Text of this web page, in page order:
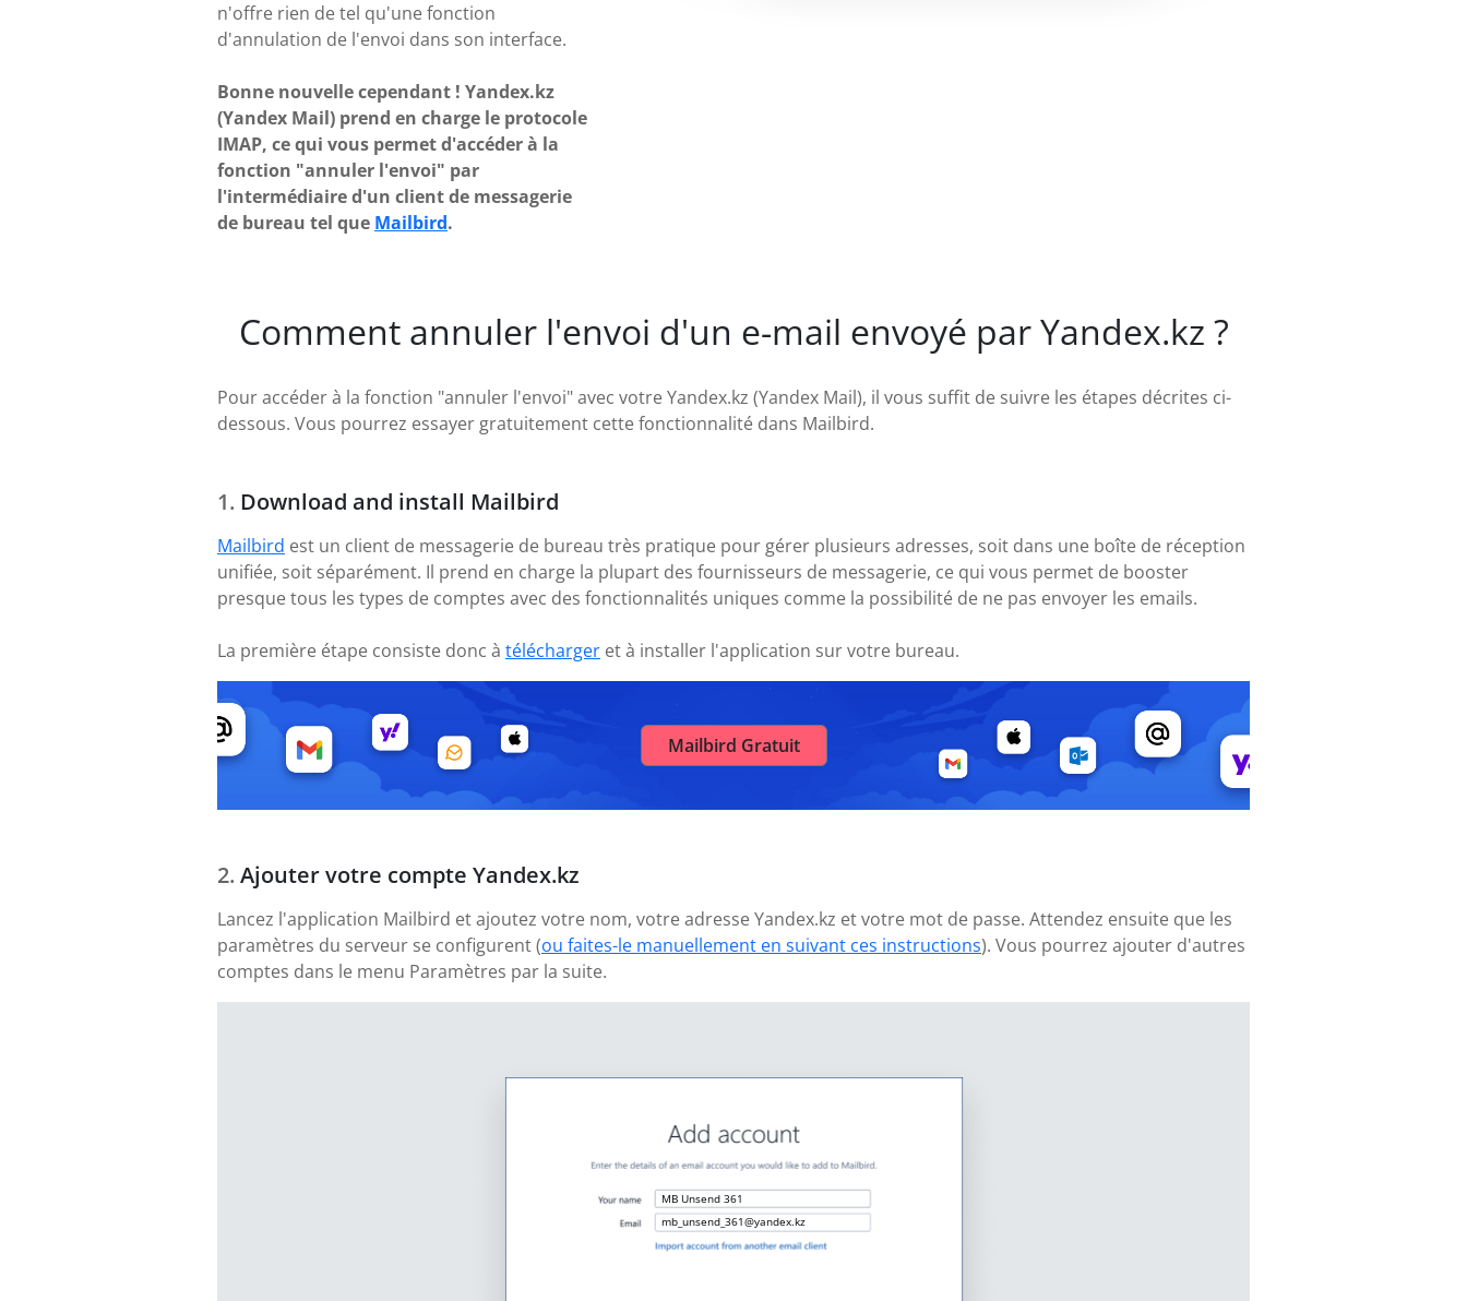
n'offre rien de tel qu'une fonction
d'annulation de l'envoi dans son interface.
Bonne nouvelle cependant ! Yandex.kz
(Yandex Mail) prend en charge le protocole
IMAP, ce qui vous permet d'accéder à la
fonction "annuler l'envoi" par
l'intermédiaire d'un client de messagerie
de bureau tel que Mailbird.
Comment annuler l'envoi d'un e-mail envoyé par Yandex.kz ?
Pour accéder à la fonction "annuler l'envoi" avec votre Yandex.kz (Yandex Mail), il vous suffit de suivre les étapes décrites ci-
dessous. Vous pourrez essayer gratuitement cette fonctionnalité dans Mailbird.
Download and install Mailbird
Mailbird est un client de messagerie de bureau très pratique pour gérer plusieurs adresses, soit dans une boîte de réception
unifiée, soit séparément. Il prend en charge la plupart des fournisseurs de messagerie, ce qui vous permet de booster
presque tous les types de comptes avec des fonctionnalités uniques comme la possibilité de ne pas envoyer les emails.
La première étape consiste donc à télécharger et à installer l'application sur votre bureau.
Mailbird Gratuit
Ajouter votre compte Yandex.kz
Lancez l'application Mailbird et ajoutez votre nom, votre adresse Yandex.kz et votre mot de passe. Attendez ensuite que les
paramètres du serveur se configurent (ou faites-le manuellement en suivant ces instructions). Vous pourrez ajouter d'autres
comptes dans le menu Paramètres par la suite.
MB Unsend 361
mb_unsend_361@yandex.kz